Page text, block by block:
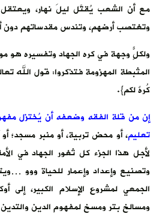
مع أن الشعب يُقتَّل ليلَ نهار، ويعتقل
وتغتصب أرضهم، وتندس مقدساتهم دون
ولكلًٍّ وجهة في كره الجهاد وتفسيره هو
المثبطة المهزومة فتذكروا: قول الله
كُرهٌ لكم}.
إن من قلة الفقه وضعفه أن يُختزل
تعليم، أو محض تربية، أو منبر مسجد؛
لأجل هذا الجزء كل ثغور الجهاد في
وتصنيع وإعداد وإعمار للحياة ووو
الجمعي لمشروع الإسلام الكبير، إلى
ومسالخ بتر ومسخ لمفهوم الدين